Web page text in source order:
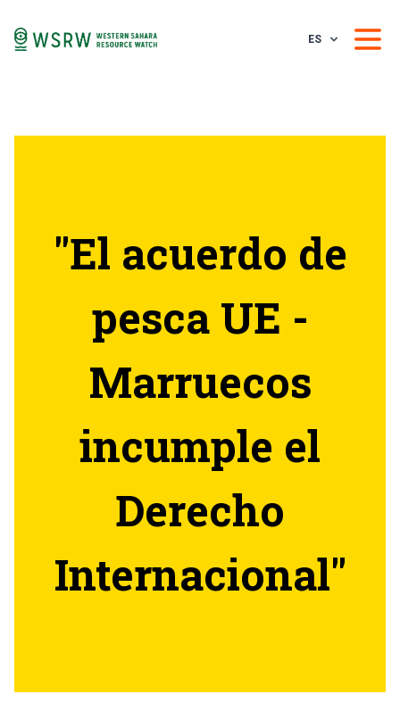
ES
"El acuerdo de
pesca UE -
Marruecos
incumple el
Derecho
Internacional"